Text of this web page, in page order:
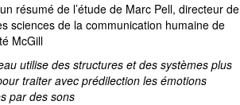
résumé de l’étude de Marc Pell, directeur de
sciences de la communication humaine de
McGill
utilise des structures et des systèmes plus
traiter avec prédilection les émotions
par des sons